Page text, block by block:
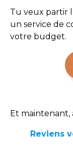
Tu veux partir
un service de
votre budget.
Et maintenant,
Reviens